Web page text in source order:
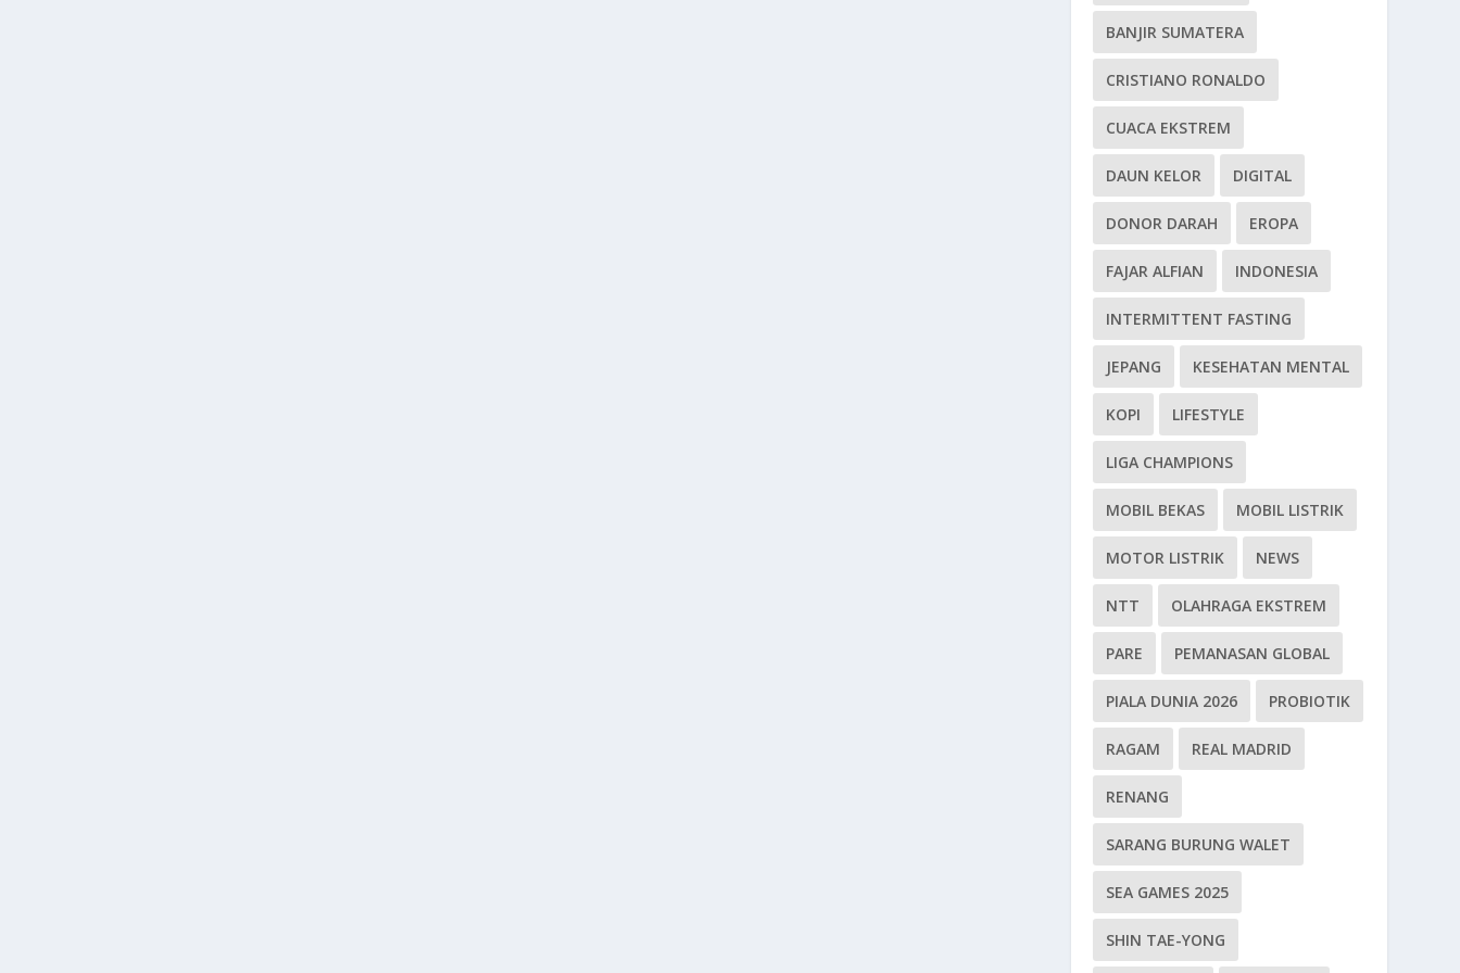
BANJIR SUMATERA
CRISTIANO RONALDO
CUACA EKSTREM
DAUN KELOR DIGITAL
DONOR DARAH EROPA
FAJAR ALFIAN INDONESIA
INTERMITTENT FASTING
JEPANG KESEHATAN MENTAL
KOPI LIFESTYLE
LIGA CHAMPIONS
MOBIL BEKAS MOBIL LISTRIK
MOTOR LISTRIK NEWS
NTT OLAHRAGA EKSTREM
PARE PEMANASAN GLOBAL
PIALA DUNIA 2026 PROBIOTIK
RAGAM REAL MADRID
RENANG
SARANG BURUNG WALET
SEA GAMES 2025
SHIN TAE-YONG